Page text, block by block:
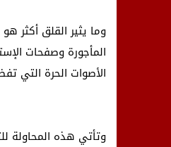
وما يثير القلق أكثر
المأجورة وصفحات
الأصوات الحرة التي
وتأتي هذه المحاولة